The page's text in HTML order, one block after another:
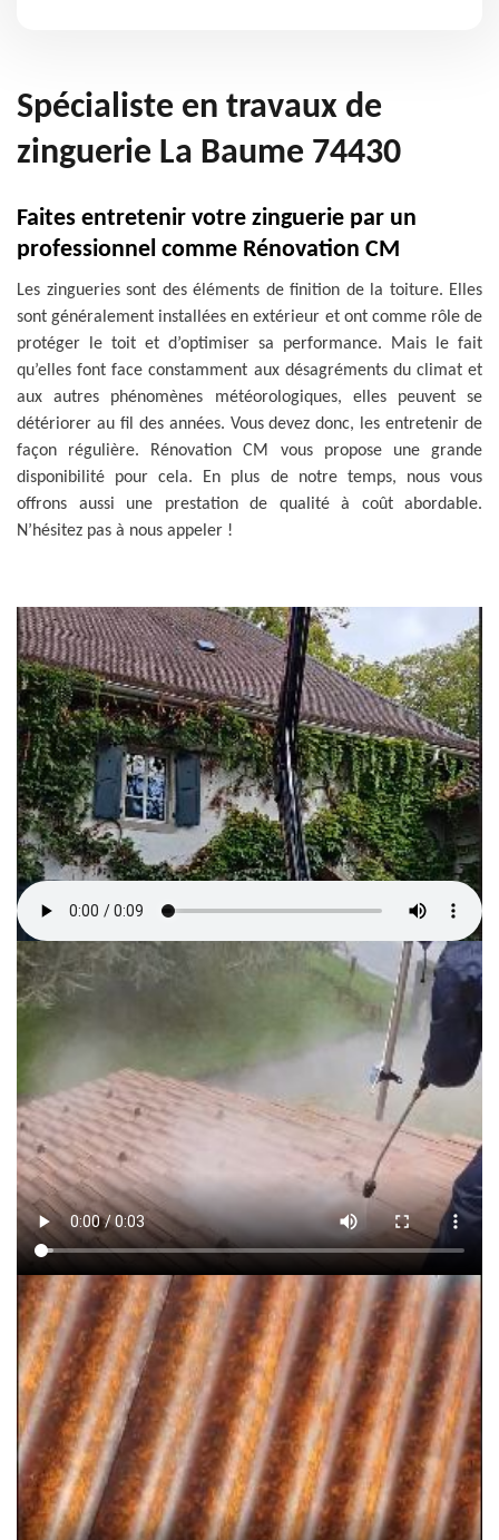
Spécialiste en travaux de
zinguerie La Baume 74430
Faites entretenir votre zinguerie par un
professionnel comme Rénovation CM
Les zingueries sont des éléments de finition de la toiture. Elles
sont généralement installées en extérieur et ont comme rôle de
protéger le toit et d’optimiser sa performance. Mais le fait
qu’elles font face constamment aux désagréments du climat et
aux autres phénomènes météorologiques, elles peuvent se
détériorer au fil des années. Vous devez donc, les entretenir de
façon régulière. Rénovation CM vous propose une grande
disponibilité pour cela. En plus de notre temps, nous vous
offrons aussi une prestation de qualité à coût abordable.
N’hésitez pas à nous appeler !